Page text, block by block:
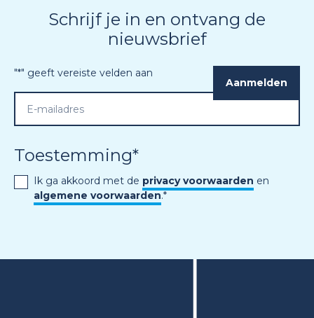
Schrijf je in en ontvang de
nieuwsbrief
"*" geeft vereiste velden aan
Toestemming*
Ik ga akkoord met de privacy voorwaarden en
algemene voorwaarden.*